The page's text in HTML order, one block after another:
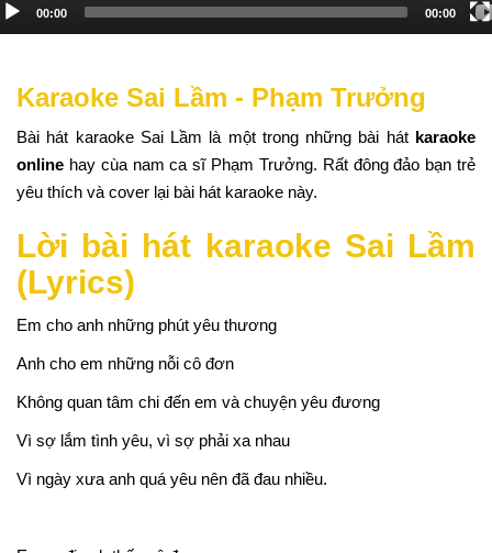
00:00 00:00
Karaoke Sai Lầm - Phạm Trưởng
Bài hát karaoke Sai Lầm là một trong những bài hát karaoke
online hay cùa nam ca sĩ Phạm Trưởng. Rất đông đảo bạn trẻ
yêu thích và cover lại bài hát karaoke này.
Lời bài hát karaoke Sai Lầm
(Lyrics)
Em cho anh những phút yêu thương
Anh cho em những nỗi cô đơn
Không quan tâm chi đến em và chuyện yêu đương
Vì sợ lắm tình yêu, vì sợ phải xa nhau
Vì ngày xưa anh quá yêu nên đã đau nhiều.